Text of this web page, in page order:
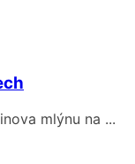
mlýnu na ...